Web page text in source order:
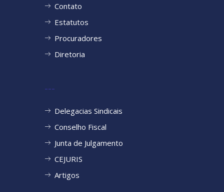
Contato
Estatutos
Procuradores
Diretoria
---
Delegacias Sindicais
Conselho Fiscal
Junta de Julgamento
CEJURIS
Artigos